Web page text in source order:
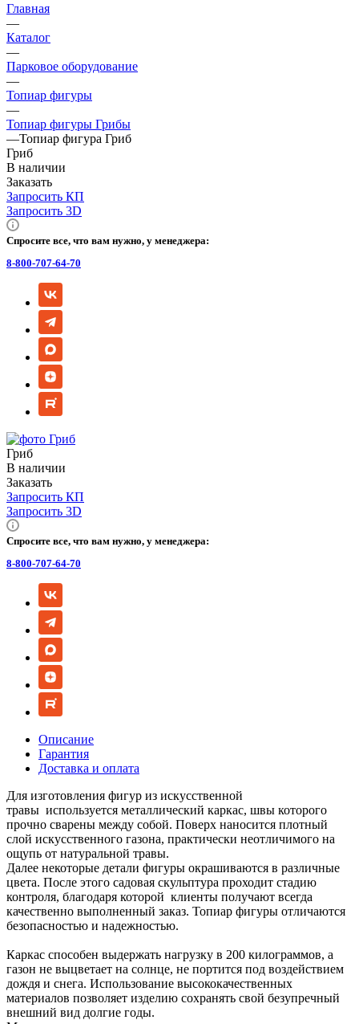
Главная
—
Каталог
—
Парковое оборудование
—
Топиар фигуры
—
Топиар фигуры Грибы
—Топиар фигура Гриб
Гриб
В наличии
Заказать
Запросить КП
Запросить 3D
Спросите все, что вам нужно, у менеджера:
8-800-707-64-70
Гриб
В наличии
Заказать
Запросить КП
Запросить 3D
Спросите все, что вам нужно, у менеджера:
8-800-707-64-70
Описание
Гарантия
Доставка и оплата
Для изготовления фигур из искусственной
травы используется металлический каркас, швы которого
прочно сварены между собой. Поверх наносится плотный
слой искусственного газона, практически неотличимого на
ощупь от натуральной травы.
Далее некоторые детали фигуры окрашиваются в различные
цвета. После этого садовая скульптура проходит стадию
контроля, благодаря которой клиенты получают всегда
качественно выполненный заказ. Топиар фигуры отличаются
безопасностью и надежностью.
Каркас способен выдержать нагрузку в 200 килограммов, а
газон не выцветает на солнце, не портится под воздействием
дождя и снега. Использование высококачественных
материалов позволяет изделию сохранять свой безупречный
внешний вид долгие годы.